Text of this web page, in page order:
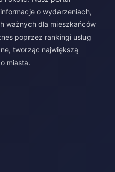
o wydarzeniach,
ważnych dla mieszkańców
poprzez rankingi usług
tworząc największą
miasta.